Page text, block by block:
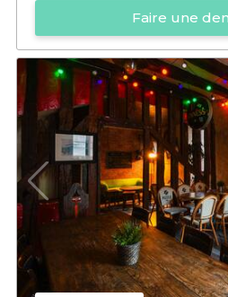
Faire une